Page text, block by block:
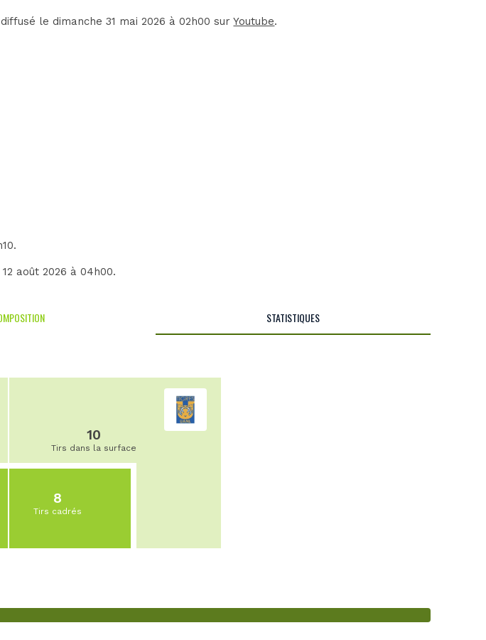
le dimanche 31 mai 2026 à 02h00 surYoutube.
août 2026 à 04h00.
STATISTIQUES
10
Tirs dans la surface
8
Tirs cadrés